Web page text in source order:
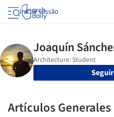
Iniciar sessão
Seguir
Artículos Generales